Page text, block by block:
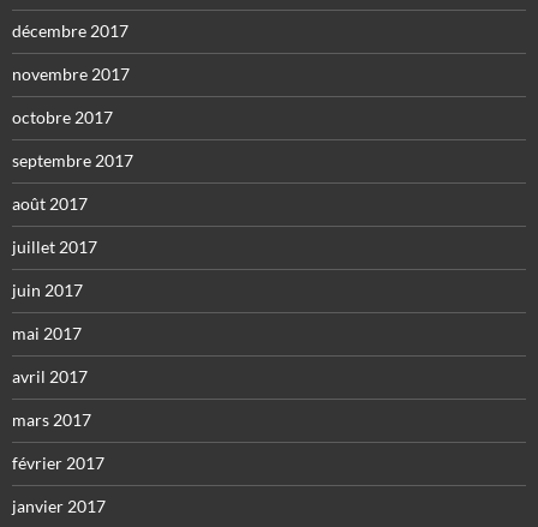
décembre 2017
novembre 2017
octobre 2017
septembre 2017
août 2017
juillet 2017
juin 2017
mai 2017
avril 2017
mars 2017
février 2017
janvier 2017